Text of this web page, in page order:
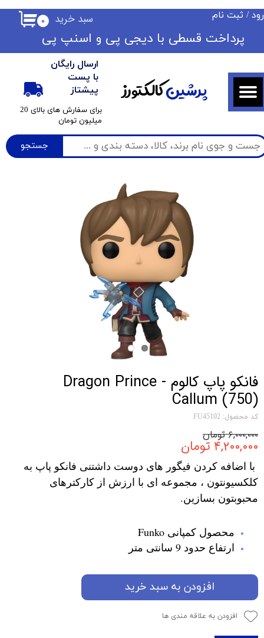
جستجو
ارسال رایگان
با پست
پیشتاز
​برای سفارش های بالای 20
میلیون تومان
۰ سبد خرید / ثبت نام
حساب کاربری من
تغییر گذر واژه
سفارشات
خروج از حساب کاربری
​​پرداخت قسطی با دیجی پی ​​​​​​​و اسنپ پی
پرشینکالکتورز
فانکو پاپ کالوم Dragon Prince -
Callum (750)
کد محصول: FU45102
۶,۰۰۰,۰۰۰ تومان
۴,۲۰۰,۰۰۰ تومان
با اضافه کردن فیگور های دوست داشتنی فانکو پاپ به
کلکسیونتون ، مجموعه ای با ارزش از کارکترهای
محبوبتون بسازین.
محصول کمپانی Funko
ارتفاع حدود 9 سانتی متر
افزودن به سبد خرید
افزودن به علاقه مندی ها